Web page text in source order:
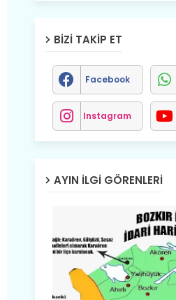
BIZI TAKIP ET
Facebook
Instagram
AYIN İLGI GÖRENLERI